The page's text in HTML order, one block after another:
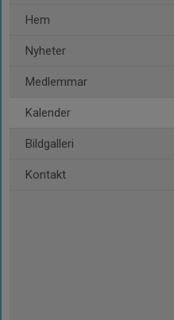
Hem
Nyheter
Medlemmar
Kalender
Bildgalleri
Kontakt